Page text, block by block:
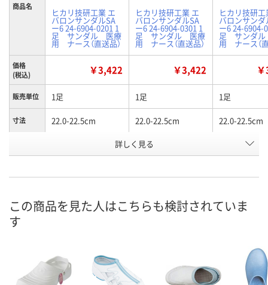
商品名
ヒカリ技研工業 エ
バロンサンダルSA
ー6 24-6904-0201 1
足 サンダル 医療
用 ナース（直送品）
ヒカリ技研工業 エ
バロンサンダルSA
ー6 24-6904-0301 1
足 サンダル 医療
用 ナース（直送品）
ヒカリ技研工
バロンサンダ
ー6 24-6904-
足 サンダ
用 ナース（
価格
(税込)
￥3,422 ￥3,422
販売単位 1足 1足 1足
寸法 22.0-22.5cm 22.0-22.5cm 22.0-22.5cm
ブラック ホワイト
号
お届け日
カゴへ カゴへ カ
詳しく見る
この商品を見た人はこちらも検討されていま
す